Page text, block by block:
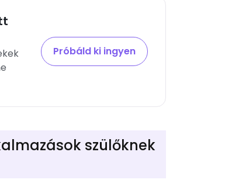
Próbáld ki ingyen
szülőknek